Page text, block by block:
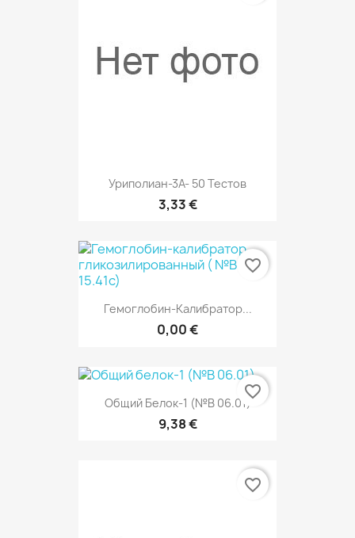
Уриполиан-3А- 50 Тестов
3,33 €
Гемоглобин-Калибратор...
0,00 €
favorite_border
Общий Белок-1 (№В 06.01)
9,38 €
favorite_border
favorite_border